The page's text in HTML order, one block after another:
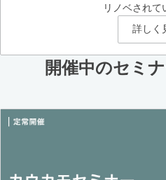
リノベされて
詳しく
開催中のセミ